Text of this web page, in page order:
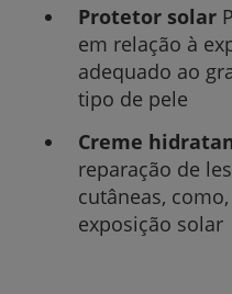
Protetor solar
em relação à
adequado ao
tipo de pele
Creme
reparação de
cutâneas,
exposição solar